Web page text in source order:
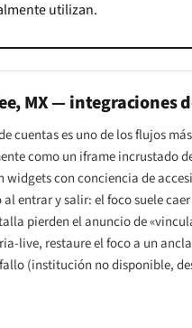
utilizan.
MX — integraciones
cuentas es uno de los flujos
como un iframe incrustado
widgets con conciencia de
entrar y salir: el foco suele caer
pierden el anuncio de
live, restaure el foco a un
(institución no disponible,